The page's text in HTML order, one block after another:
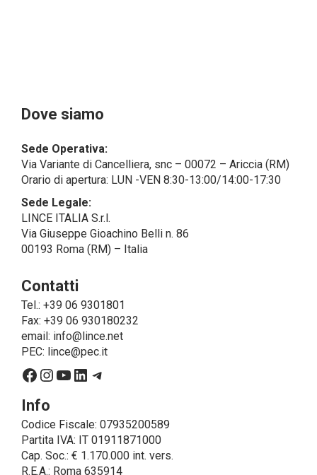
Alcuni segmenti dell’attività richiesta potrebbero
l’espletamento di alcune attività determinate a
società esterne che presentano le garanzie richieste
dal GDPR, abilitandole e a compiere
operazioni determinate per conto di LINCE ITALIA e
conformemente alle istruzioni fornite da
quest’ultima sulla base di specifico accordo per la
gestione dei dati.
• Il trattamento di dati personali si compone di tutte le
operazioni necessarie per finalità di servizio, ossia
per consentire a LINCE
ITALIA di erogare il servizio richiesto, spedire i
prodotti acquistati, fornirle le informazioni relative a
posti in capo a LINCE ITALIA dalla legge. In questo
con l’adempimento di obblighi legali,
è il consenso espresso dall’interessato.
• Un trattamento ulteriore che può essere realizzato
da LINCE ITALIA – solo se espressamente
Dove siamo
Sede Operativa:
Via Variante di Cancelliera, snc – 00072 – Ariccia (RM)
Orario di apertura: LUN -VEN 8:30-13:00/14:00-17:30
Sede Legale:
LINCE ITALIA S.r.l.
Via Giuseppe Gioachino Belli n. 86
00193 Roma (RM) – Italia
Contatti
Tel.: +39 06 9301801
Fax: +39 06 930180232
email: info@lince.net
PEC: lince@pec.it
Facebook
Instagram
YouTube
LinkedIn
Telegram
Info
Codice Fiscale: 07935200589
Partita IVA: IT 01911871000
Cap. Soc.: € 1.170.000 int. vers.
R.E.A.: Roma 635914